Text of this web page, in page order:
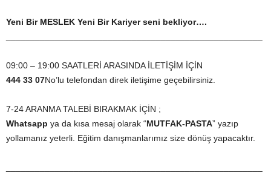
Yeni Bir MESLEK Yeni Bir Kariyer seni bekliyor….
09:00 – 19:00 SAATLERİ ARASINDA İLETİŞİM İÇİN
444 33 07No’lu telefondan direk iletişime geçebilirsiniz.
7-24 ARANMA TALEBİ BIRAKMAK İÇİN ;
Whatsapp ya da kısa mesaj olarak “MUTFAK-PASTA” yazıp
yollamanız yeterli. Eğitim danışmanlarımız size dönüş yapacaktır.